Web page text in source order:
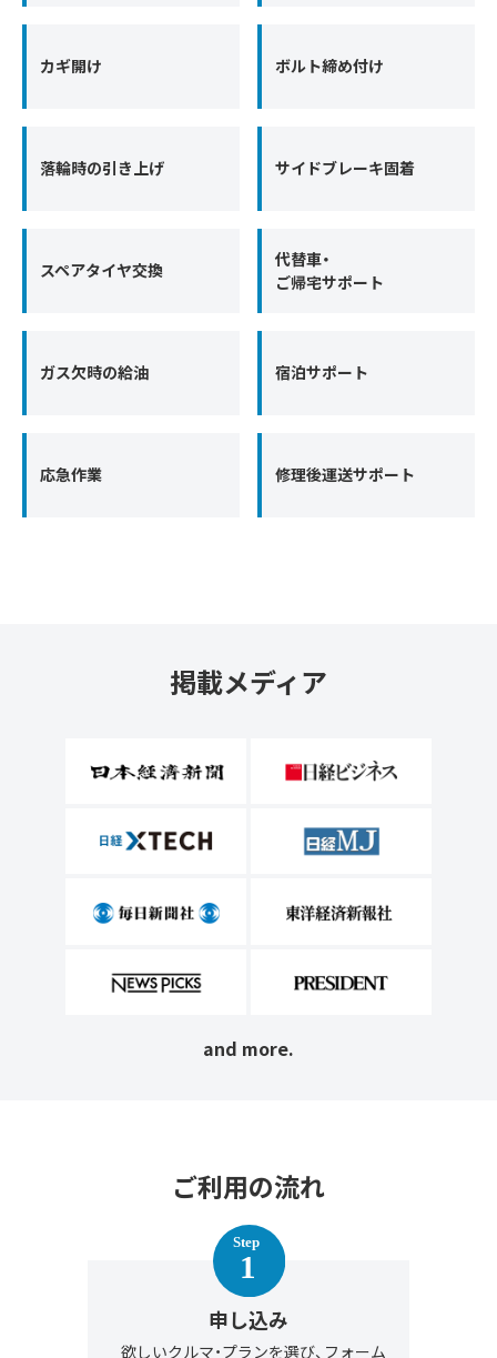
カギ開け ボルト締め付け
落輪時の引き上げ サイドブレーキ固着
スペアタイヤ交換
代替車・
ご帰宅サポート
ガス欠時の給油 宿泊サポート
応急作業 修理後運送サポート
掲載メディア
and more.
ご利用の流れ
申し込み
欲しいクルマ・プランを選び、フォーム